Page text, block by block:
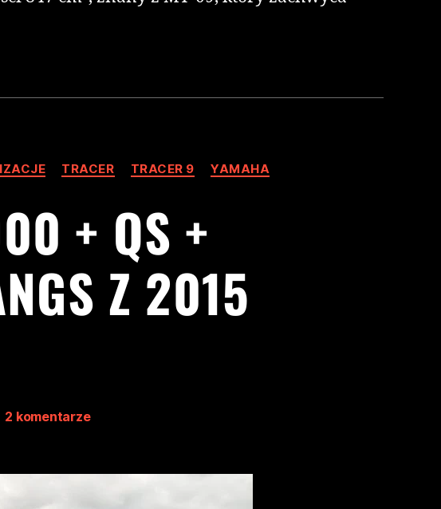
TRACER TRACER 9 YAMAHA
+ QS +
Z 2015
2 komentarze